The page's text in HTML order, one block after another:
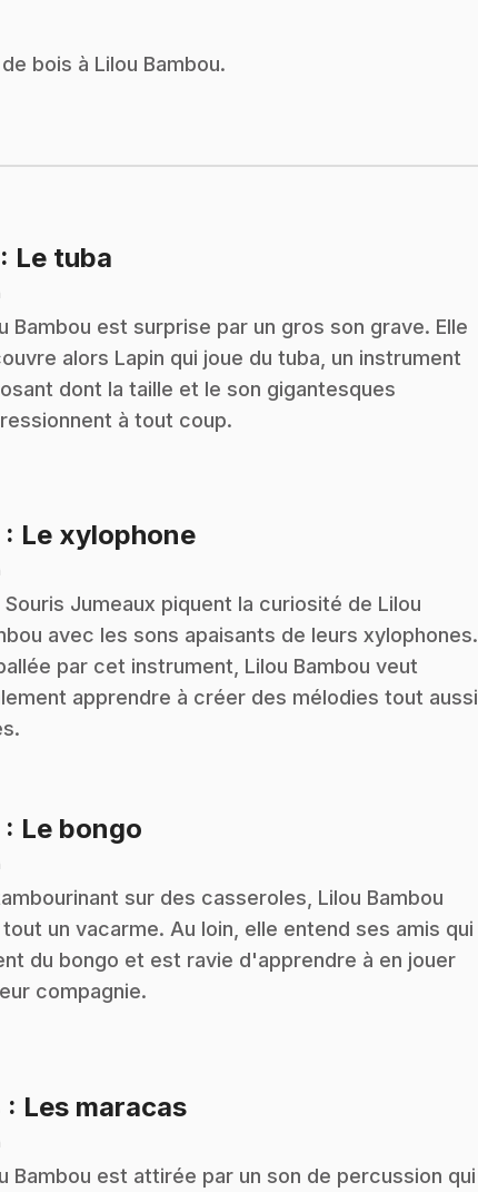
bois à Lilou Bambou.
: Le tuba
Bambou est surprise par un gros son grave. Elle
alors Lapin qui joue du tuba, un instrument
dont la taille et le son gigantesques
à tout coup.
: Le xylophone.
Souris Jumeaux piquent la curiosité de Lilou
avec les sons apaisants de leurs xylophones.
par cet instrument, Lilou Bambou veut
apprendre à créer des mélodies tout aussi
: Le bongo
sur des casseroles, Lilou Bambou
un vacarme. Au loin, elle entend ses amis qui
du bongo et est ravie d'apprendre à en jouer
compagnie.
: Les maracas.
Bambou est attirée par un son de percussion qui